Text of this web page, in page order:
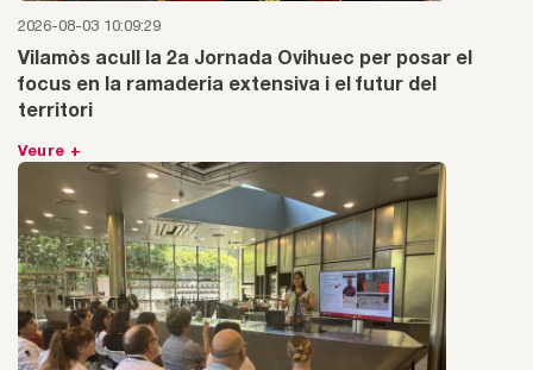
2026-08-03 10:09:29
Vilamòs acull la 2a Jornada Ovihuec per posar el
focus en la ramaderia extensiva i el futur del
territori
Veure +